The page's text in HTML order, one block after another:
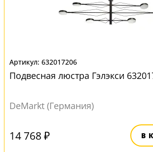
632017206
Подвесная люстра Гэлэкси
DeMarkt (Германия)
14 768 ₽ В